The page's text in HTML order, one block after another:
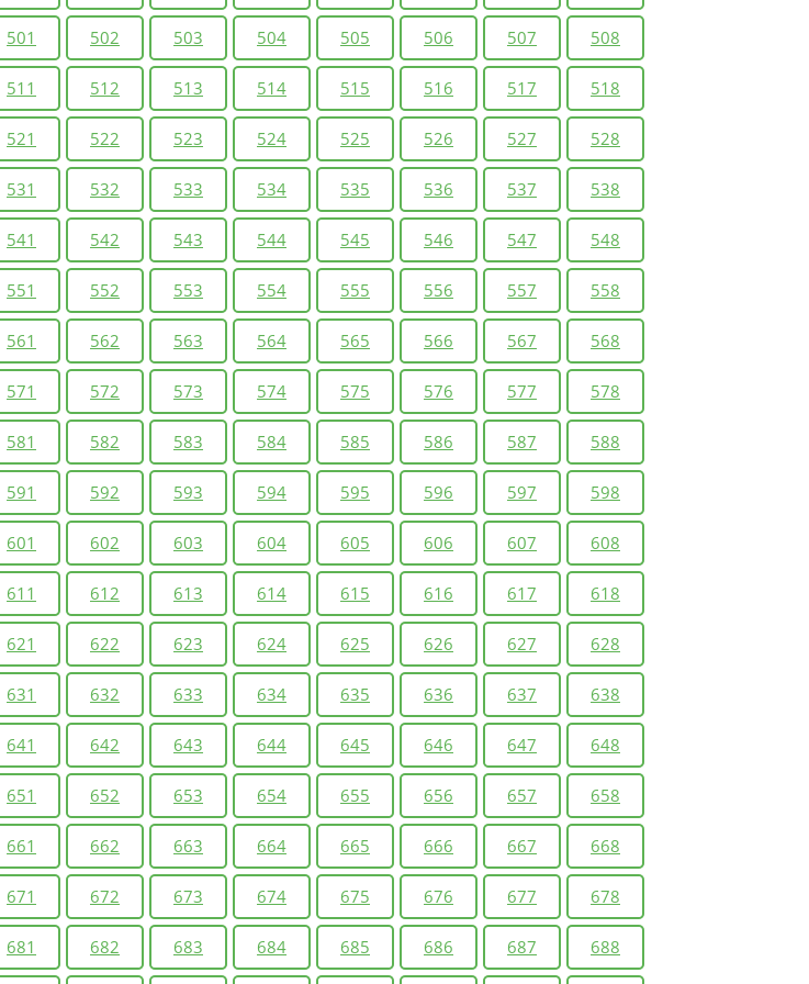
501 502 503 504 505 506 507 508
511 512 513 514 515 516 517 518
521 522 523 524 525 526 527 528
531 532 533 534 535 536 537 538
541 542 543 544 545 546 547 548
551 552 553 554 555 556 557 558
561 562 563 564 565 566 567 568
571 572 573 574 575 576 577 578
581 582 583 584 585 586 587 588
591 592 593 594 595 596 597 598
601 602 603 604 605 606 607 608
611 612 613 614 615 616 617 618
621 622 623 624 625 626 627 628
631 632 633 634 635 636 637 638
641 642 643 644 645 646 647 648
651 652 653 654 655 656 657 658
661 662 663 664 665 666 667 668
671 672 673 674 675 676 677 678
681 682 683 684 685 686 687 688